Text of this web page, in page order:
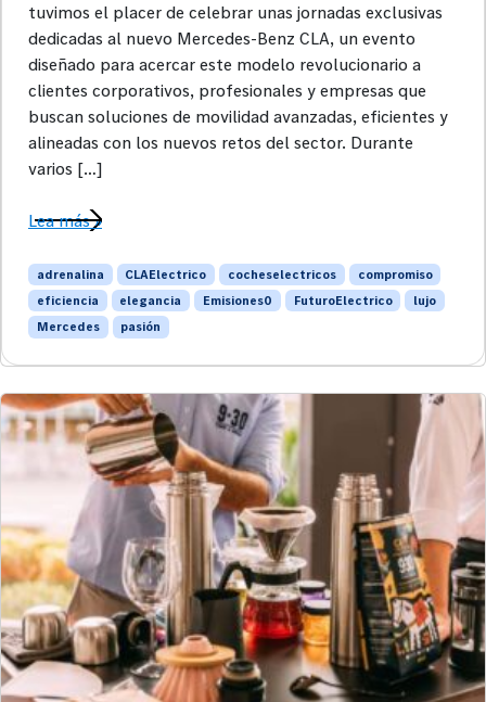
tuvimos el placer de celebrar unas jornadas exclusivas
dedicadas al nuevo Mercedes-Benz CLA, un evento
diseñado para acercar este modelo revolucionario a
clientes corporativos, profesionales y empresas que
buscan soluciones de movilidad avanzadas, eficientes y
alineadas con los nuevos retos del sector. Durante
varios […]
Lea más »
adrenalina CLAElectrico cocheselectricos
compromiso
eficiencia
elegancia Emisiones0 FuturoElectrico
lujo
Mercedes
pasión